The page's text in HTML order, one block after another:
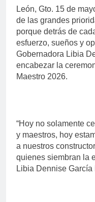
León, Gto. 15 de
de las grandes
porque detrás de
esfuerzo, sueños y
Gobernadora Libia
encabezar la
Maestro 2026.
“Hoy no solamente
y maestros, hoy
a nuestros
quienes siembran la
Libia Dennise García